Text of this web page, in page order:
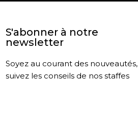
S'abonner à notre
newsletter
Soyez au courant des nouveautés,
suivez les conseils de nos staffes